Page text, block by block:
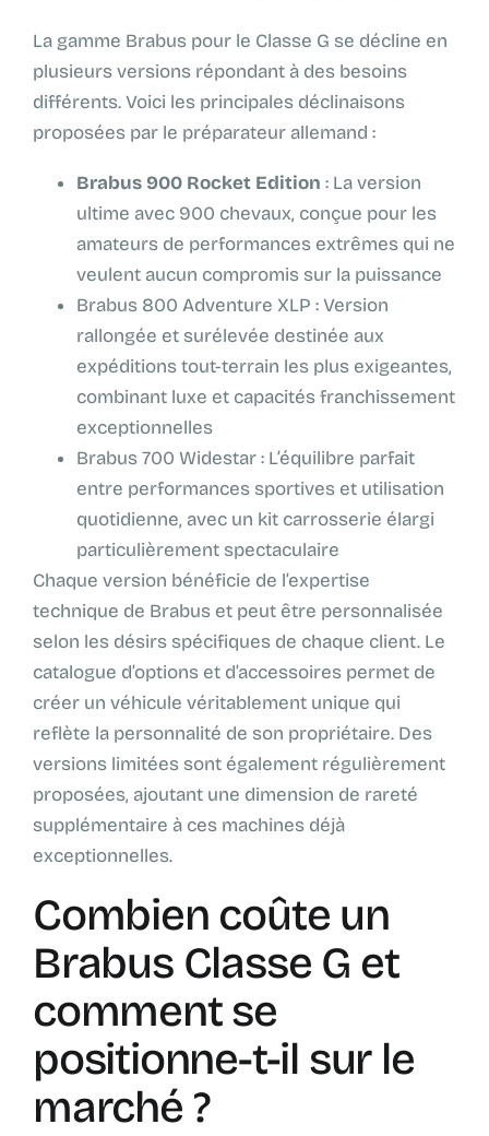
La gamme Brabus pour le Classe G se décline en
plusieurs versions répondant à des besoins
différents. Voici les principales déclinaisons
proposées par le préparateur allemand :
Brabus 900 Rocket Edition : La version
ultime avec 900 chevaux, conçue pour les
amateurs de performances extrêmes qui ne
veulent aucun compromis sur la puissance
Brabus 800 Adventure XLP : Version
rallongée et surélevée destinée aux
expéditions tout-terrain les plus exigeantes,
combinant luxe et capacités franchissement
exceptionnelles
Brabus 700 Widestar : L’équilibre parfait
entre performances sportives et utilisation
quotidienne, avec un kit carrosserie élargi
particulièrement spectaculaire
Chaque version bénéficie de l’expertise
technique de Brabus et peut être personnalisée
selon les désirs spécifiques de chaque client. Le
catalogue d’options et d’accessoires permet de
créer un véhicule véritablement unique qui
reflète la personnalité de son propriétaire. Des
versions limitées sont également régulièrement
proposées, ajoutant une dimension de rareté
supplémentaire à ces machines déjà
exceptionnelles.
Combien coûte un
Brabus Classe G et
comment se
positionne-t-il sur le
marché ?